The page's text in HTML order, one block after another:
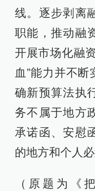
线。逐步剥离
职能，推动融
开展市场化融
血”能力并不
确新预算法执
务不属于地方
承诺函、安慰
的地方和个人必
（原题为《